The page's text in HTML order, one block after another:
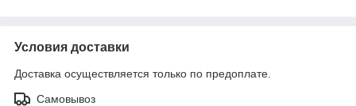
Условия доставки
Доставка осуществляется только по предоплате.
Самовывоз